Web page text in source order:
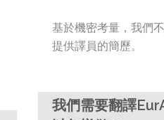
基於機密考量，我們
提供譯員的簡歷。
我們需要翻譯